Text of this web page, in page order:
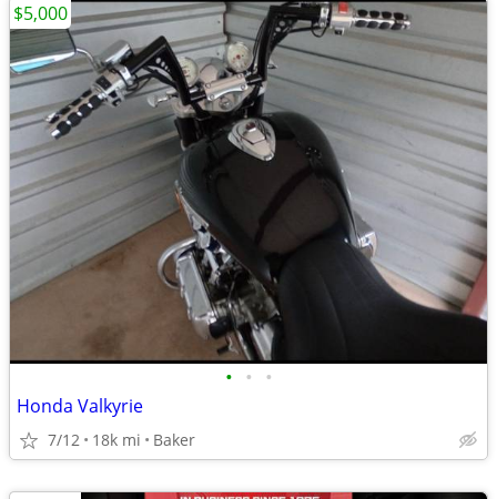
• • •
Honda Valkyrie
7/12 18k mi Baker
$5,000